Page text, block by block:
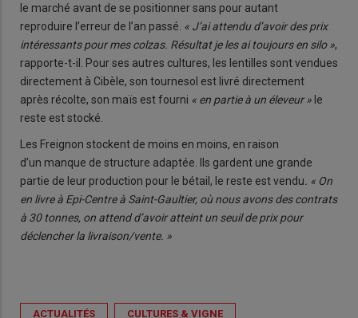
le marché avant de se positionner sans pour autant
reproduire l’erreur de l’an passé. « J’ai attendu d’avoir des prix
intéressants pour mes colzas. Résultat je les ai toujours en silo »,
rapporte-t-il. Pour ses autres cultures, les lentilles sont vendues
directement à Cibèle, son tournesol est livré directement
après récolte, son maïs est fourni « en partie à un éleveur » le
reste est stocké.
Les Freignon stockent de moins en moins, en raison
d’un manque de structure adaptée. Ils gardent une grande
partie de leur production pour le bétail, le reste est vendu . « On
en livre à Epi-Centre à Saint-Gaultier, où nous avons des contrats
à 30 tonnes, on attend d’avoir atteint un seuil de prix pour
déclencher la livraison/vente. »
ACTUALITÉS CULTURES & VIGNE